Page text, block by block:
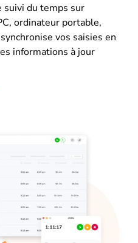
suivi du temps sur
ordinateur portable,
vos saisies en
informations à jour